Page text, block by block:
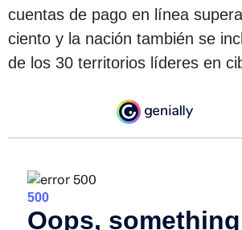
cuentas de pago en línea
ciento y la nación también se
de los 30 territorios líderes en